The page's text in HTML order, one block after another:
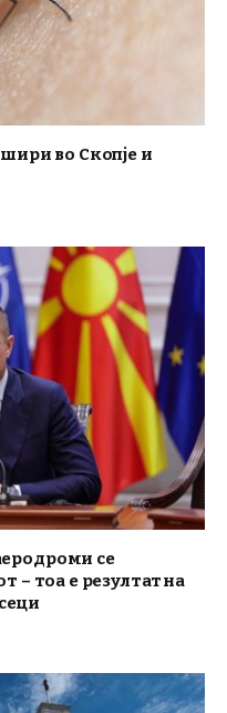
во Скопје и
се
– тоа е резултат на